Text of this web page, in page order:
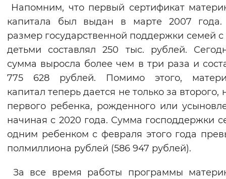
Воспроизвести Остановить
Вернуть стандартные настройки
Напомним, что первый сертификат
капитала был выдан в марте 2007 года.
размер государственной поддержки семей
детьми составлял 250 тыс. рублей.
сумма выросла более чем в три раза и
775 628 рублей. Помимо этого,
капитал теперь дается не только за второго,
первого ребенка, рожденного или
начиная с 2020 года. Сумма господдержки
одним ребенком с февраля этого года
полмиллиона рублей (586 947 рублей).
За все время работы программы